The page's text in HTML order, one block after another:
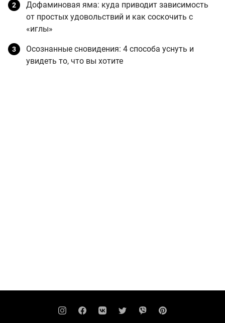
Дофаминовая яма: куда приводит зависимость
от простых удовольствий и как соскочить с
«иглы»
Осознанные сновидения: 4 способа уснуть и
увидеть то, что вы хотите